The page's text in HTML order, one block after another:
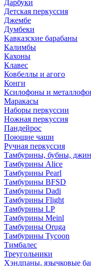
Дарбуки
Детская перкуссия
Джембе
Думбеки
Кавказские барабаны
Калимбы
Кахоны
Клавес
Ковбеллы и агого
Конги
Ксилофоны и
Маракасы
Наборы перкуссии
Ножная перкуссия
Пандейрос
Поющие чаши
Ручная перкуссия
Тамбурины, бубны,
Тамбурины Alice
Тамбурины Pearl
Тамбурины BFSD
Тамбурины Dadi
Тамбурины Flight
Тамбурины LP
Тамбурины Meinl
Тамбурины Oruga
Тамбурины Tycoon
Тимбалес
Треугольники
Хэндпаны, язычковые